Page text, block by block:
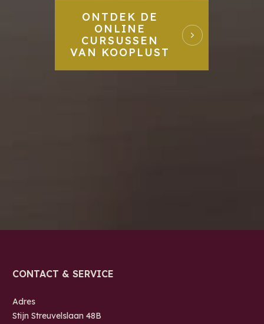
ONTDEK DE
ONLINE
CURSUSSEN
VAN KOOPLUST
CONTACT & SERVICE
Adres
Stijn Streuvelslaan 48B